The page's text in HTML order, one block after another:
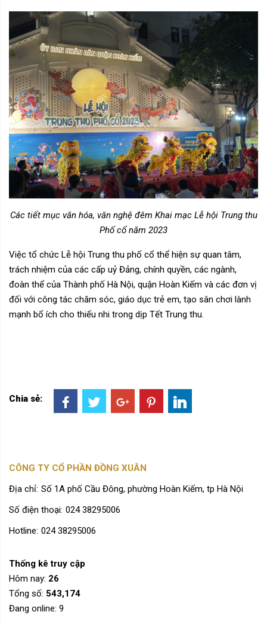
Các tiết mục văn hóa, văn nghệ đêm Khai mạc Lễ hội Trung thu
Phố cổ năm 2023
Việc tổ chức Lễ hội Trung thu phố cổ thể hiện sự quan tâm,
trách nhiệm của các cấp uỷ Đảng, chính quyền, các ngành,
đoàn thể của Thành phố Hà Nội, quận Hoàn Kiếm và các đơn vị
đối với công tác chăm sóc, giáo dục trẻ em, tạo sân chơi lành
mạnh bổ ích cho thiếu nhi trong dịp Tết Trung thu.
Chia sẻ:
CÔNG TY CỔ PHẦN ĐỒNG XUÂN
Địa chỉ: Số 1A phố Cầu Đông, phường Hoàn Kiếm, tp Hà Nội
Số điện thoại: 024 38295006
Hotline: 024 38295006
Thống kê truy cập
Hôm nay: 26
Tổng số: 543,174
Đang online: 9